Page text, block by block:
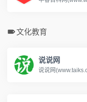
文化教育
说说网